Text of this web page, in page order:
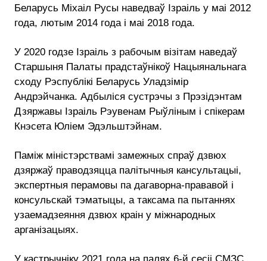
Беларусь Міхаіл Русы наведваў Ізраіль у маі 2012
года, лютым 2014 года і маі 2018 года.
У 2020 годзе Ізраіль з рабочым візітам наведаў
Старшыня Палаты прадстаўнікоў Нацыянальнага
сходу Рэспублікі Беларусь Уладзімір
Андрэйчанка. Адбыліся сустрэчы з Прэзідэнтам
Дзяржавы Ізраіль Рэувенам Рыўліным і спікерам
Кнэсета Юліем Эдэльштэйнам.
Паміж міністэрствамі замежных спраў дзвюх
дзяржаў праводзяцца палітычныя кансультацыі,
экспертныя перамовы па дагаворна-прававой і
консульскай тэматыцы, а таксама па пытаннях
узаемадзеяння дзвюх краін у міжнародных
арганізацыях.